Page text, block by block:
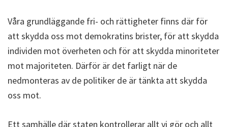
Våra grundläggande fri- och rättigheter finns där för
att skydda oss mot demokratins brister, för att skydda
individen mot överheten och för att skydda minoriteter
mot majoriteten. Därför är det farligt när de
nedmonteras av de politiker de är tänkta att skydda
oss mot.
Ett samhälle där staten kontrollerar allt vi gör och allt